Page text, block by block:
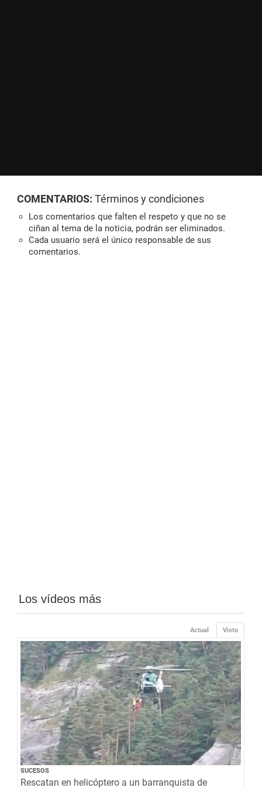
COMENTARIOS: Términos y condiciones
Los comentarios que falten el respeto y que no se
ciñan al tema de la noticia, podrán ser eliminados.
Cada usuario será el único responsable de sus
comentarios.
Los vídeos más
Visto
Actual
SUCESOS
Rescatan en helicóptero a un barranquista de